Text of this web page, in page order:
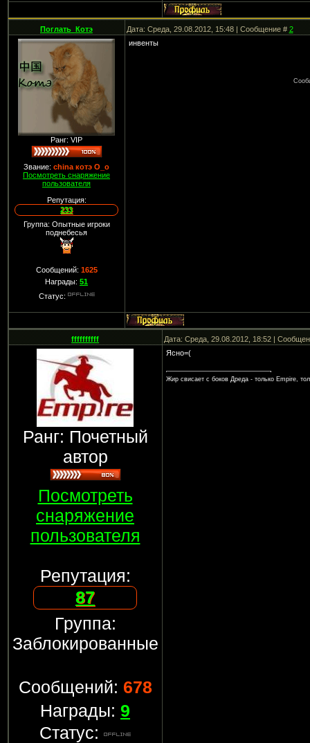
Поглать_Котэ Дата: Среда, 29.08.2012, 15:48 | Сообщение #2
Ранг: VIP
Звание: china котэ О_о
Посмотреть снаряжение
пользователя
Репутация:
233
Группа: Опытные игроки
поднебесья
Сообщений: 1625
Награды: 51
Статус:
инвенты
ffffffffff Дата: Среда, 29.08.2012, 18:52 |
Ранг: Почетный
автор
Посмотреть
снаряжение
пользователя
Репутация:
87
Группа:
Заблокированные
Сообщений: 678
Награды: 9
Статус:
Ясно=(
Жир свисает с боков Дреда - только Empire,